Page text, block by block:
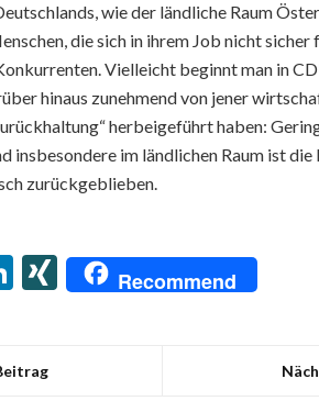
wie der ländliche Raum
die sich in ihrem Job nicht sicher
Vielleicht beginnt man in
hinaus zunehmend von jener
herbeigeführt haben:
insbesondere im ländlichen Raum ist
zurückgeblieben.
LinkedIn
XINGRecommend